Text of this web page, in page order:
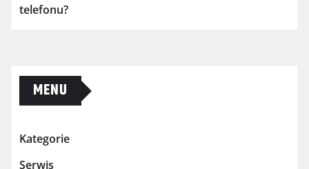
telefonu?
MENU
Kategorie
Serwis